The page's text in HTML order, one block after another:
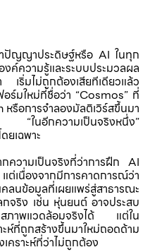
าปัญญาประดิษฐ์หรือ AI ในทุก
ค์ความรู้และระบบประมวลผล
ริ่มไม่ถูกต้องเสียทีเดียวแล้ว
ร์มใหม่ที่ชื่อว่า “Cosmos” ที่
รือการจำลองมัลติเวิร์สขึ้นมา
“ในอีกความเป็นจริงหนึ่ง”
เฉพาะ
วามเป็นจริงที่ว่าการฝึก AI
เนื่องจากมีการคาดการณ์ว่า
นข้อมูลที่เผยแพร่สู่สาธารณะ
จริง เช่น หุ่นยนต์ อาจประสบ
สภาพแวดล้อมจริงได้ แต่ใน
ห์ที่ถูกสร้างขึ้นมาใหม่ถอดด้าม
คราะห์ที่ว่าไม่ถูกต้อง